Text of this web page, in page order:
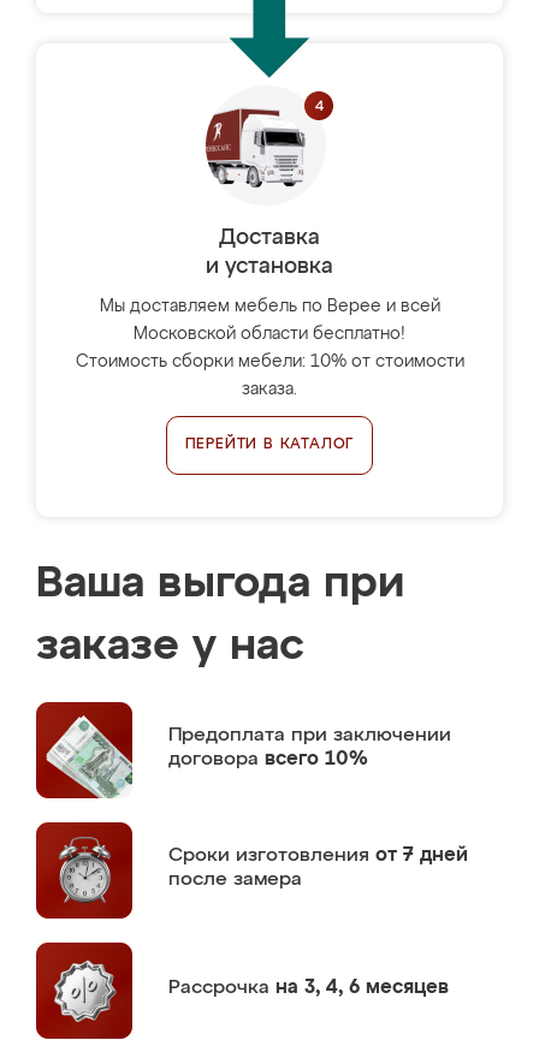
Доставка
и установка
Мы доставляем мебель по Верее и всей
Московской области бесплатно!
Стоимость сборки мебели: 10% от стоимости
заказа.
ПЕРЕЙТИ В КАТАЛОГ
Ваша выгода при
заказе у нас
Предоплата при заключении
договора всего 10%
Сроки изготовления от 7 дней
после замера
Рассрочка на 3, 4, 6 месяцев